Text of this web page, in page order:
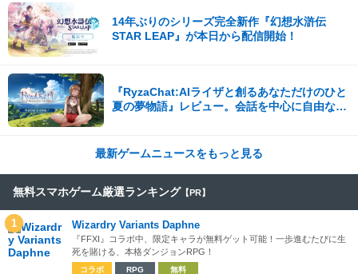
14年ぶりのシリーズ完全新作『幻想水滸伝
STAR LEAP』が本日から配信開始！
『RyzaChat:AIライザと創るあなただけのひと
夏の夢物語』レビュー。会話を中心に自由な冒
最新ゲームニュースをもっと見る
無料スマホゲーム厳選ランキング 【PR】
1 Wizardry Variants Daphne
『FFXI』コラボ中、限定キャラが無料ゲット可能！一歩進むたびに生
死を賭ける、本格ダンジョンRPG！
コラボ RPG 無料